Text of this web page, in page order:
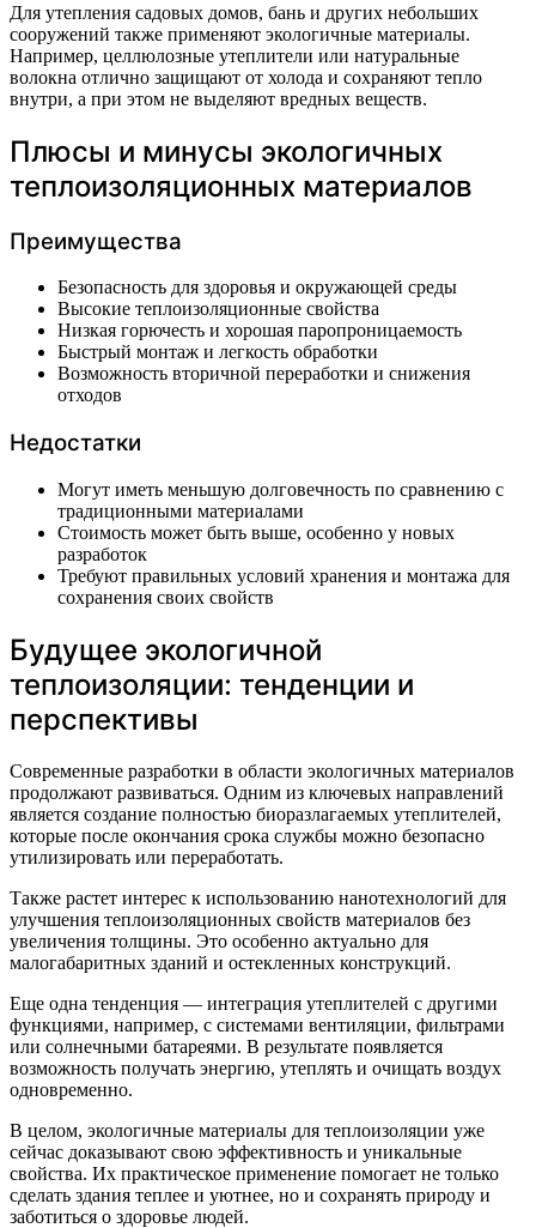
Для утепления садовых домов, бань и других небольших
сооружений также применяют экологичные материалы.
Например, целлюлозные утеплители или натуральные
волокна отлично защищают от холода и сохраняют тепло
внутри, а при этом не выделяют вредных веществ.
Плюсы и минусы экологичных
теплоизоляционных материалов
Преимущества
Безопасность для здоровья и окружающей среды
Высокие теплоизоляционные свойства
Низкая горючесть и хорошая паропроницаемость
Быстрый монтаж и легкость обработки
Возможность вторичной переработки и снижения
отходов
Недостатки
Могут иметь меньшую долговечность по сравнению с
традиционными материалами
Стоимость может быть выше, особенно у новых
разработок
Требуют правильных условий хранения и монтажа для
сохранения своих свойств
Будущее экологичной
теплоизоляции: тенденции и
перспективы
Современные разработки в области экологичных материалов
продолжают развиваться. Одним из ключевых направлений
является создание полностью биоразлагаемых утеплителей,
которые после окончания срока службы можно безопасно
утилизировать или переработать.
Также растет интерес к использованию нанотехнологий для
улучшения теплоизоляционных свойств материалов без
увеличения толщины. Это особенно актуально для
малогабаритных зданий и остекленных конструкций.
Еще одна тенденция — интеграция утеплителей с другими
функциями, например, с системами вентиляции, фильтрами
или солнечными батареями. В результате появляется
возможность получать энергию, утеплять и очищать воздух
одновременно.
В целом, экологичные материалы для теплоизоляции уже
сейчас доказывают свою эффективность и уникальные
свойства. Их практическое применение помогает не только
сделать здания теплее и уютнее, но и сохранять природу и
заботиться о здоровье людей.